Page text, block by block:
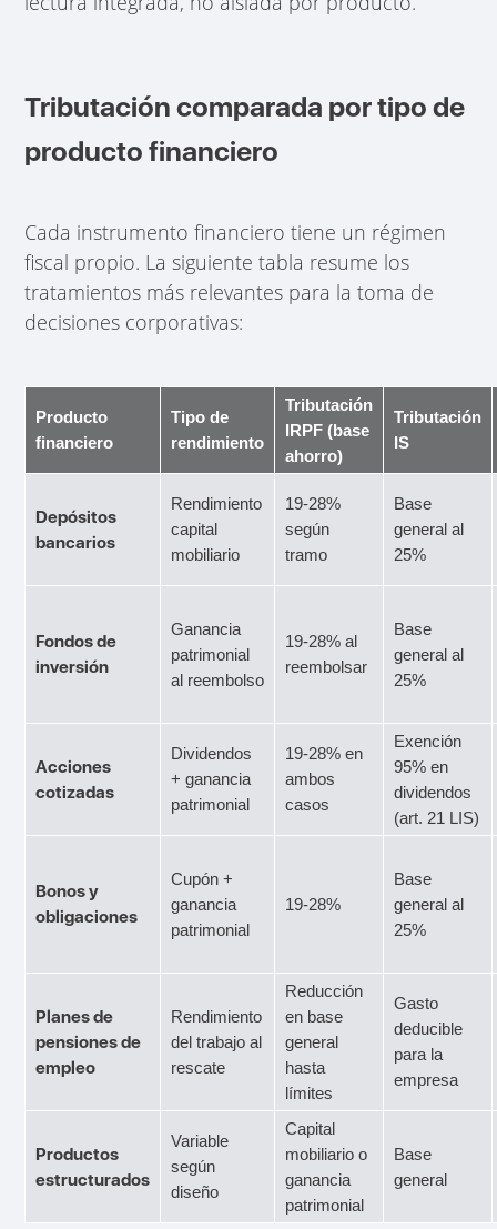
Tributación comparada por tipo de
producto financiero
Cada instrumento financiero tiene un régimen
fiscal propio. La siguiente tabla resume los
tratamientos más relevantes para la toma de
decisiones corporativas:
Producto
financiero
Tipo de
rendimiento
Tributación
IRPF (base
ahorro)
Tributación
IS
Depósitos
bancarios
Rendimiento
capital
mobiliario
19-28%
según
tramo
Base
general al
25%
Fondos de
inversión
Ganancia
patrimonial
al reembolso
19-28% al
reembolsar
Base
general al
25%
Acciones
cotizadas
Dividendos
+ ganancia
patrimonial
19-28% en
ambos
casos
Exención
95% en
dividendos
(art. 21 LIS)
Bonos y
obligaciones
Cupón +
ganancia
patrimonial
19-28%
Base
general al
25%
Planes de
pensiones de
empleo
Rendimiento
del trabajo al
rescate
Reducción
en base
general
hasta
límites
Gasto
deducible
para la
empresa
Productos
estructurados
Variable
según
diseño
Capital
mobiliario o
ganancia
patrimonial
Base
general